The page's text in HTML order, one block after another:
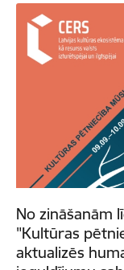
No zināšanām
"Kultūras
aktualizēs